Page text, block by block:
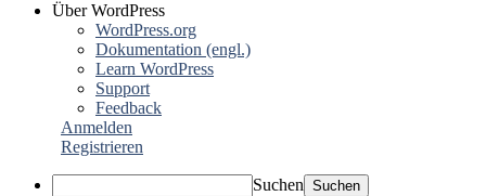
Über WordPress
WordPress.org
Dokumentation (engl.)
Learn WordPress
Support
Feedback
Anmelden
Registrieren
Suchen